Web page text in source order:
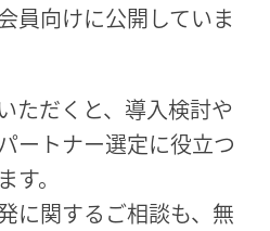
員向けに公開していま
ただくと、導入検討や
ートナー選定に役立つ
。
に関するご相談も、無